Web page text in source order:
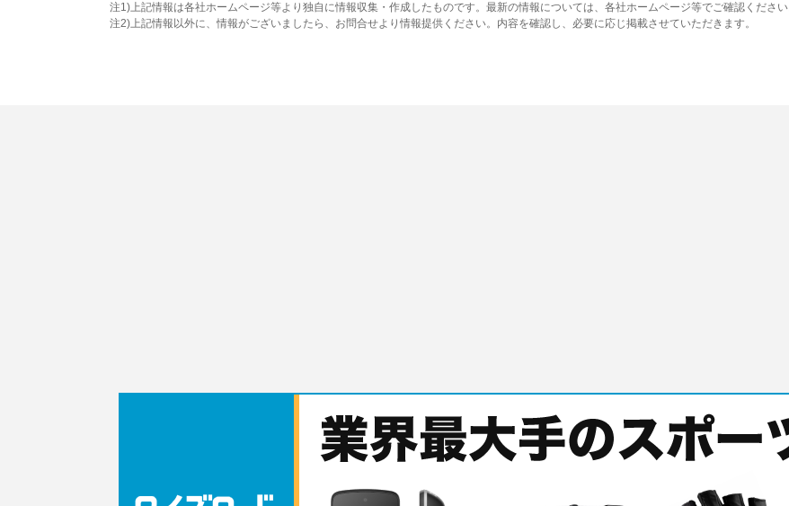
注1)上記情報は各社ホームページ等より独自に情報収集・作成したものです。最新の情報については、各社ホームページ等でご確認ください
注2)上記情報以外に、情報がございましたら、お問合せより情報提供ください。内容を確認し、必要に応じ掲載させていただきます。